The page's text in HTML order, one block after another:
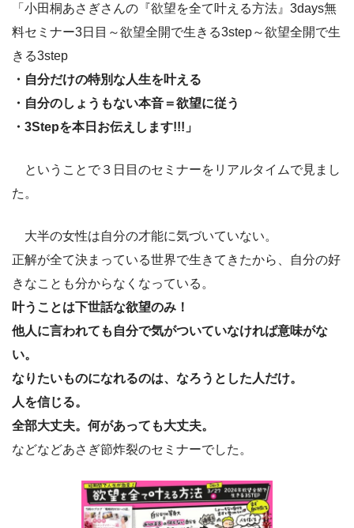
「小田桐あさぎさんの『欲望を全て叶える方法』3days無
料セミナー3日目～欲望全開で生きる3step～欲望全開で生
きる3step
・自分だけの特別な人生を叶える
・自分のしょうもない本音＝欲望に従う
・3Stepを本日お伝えします!!!」
ということで３日目のセミナーをリアルタイムで見まし
た。
大半の女性は自分の才能に気づいていない。
正解が全て決まっている世界で生きてきたから、自分の好
きなことも分からなくなっている。
叶うことは下世話な欲望のみ！
他人に言われても自分で気がついていなければ意味がな
い。
なりたいものになれるのは、なろうとした人だけ。
人を信じる。
全部大丈夫。何があっても大丈夫。
などなどあさぎ節炸裂のセミナーでした。